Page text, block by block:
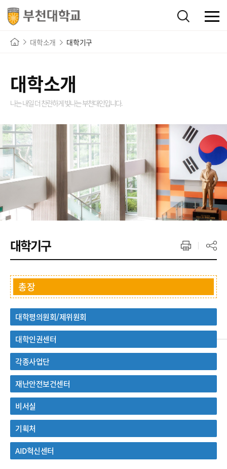
대학소개 대학기구
대학소개
나는 내일 더 찬란하게 빛나는부천대인입니다.
대학기구
총장
대학평의원회/제위원회
대학인권센터
각종사업단
재난안전보건센터
비서실
기획처
AID혁신센터